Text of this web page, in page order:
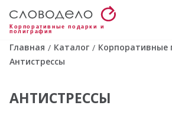
Корпоративные подарки и
полиграфия
Главная / Каталог / Корпоративные
Антистрессы
АНТИСТРЕССЫ